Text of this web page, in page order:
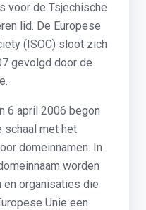
voor de Tsjechische
lid. De Europese
(ISOC) sloot zich
gevolgd door de
6 april 2006 begon
schaal met het
domeinnamen. In
worden
en organisaties die
Unie een